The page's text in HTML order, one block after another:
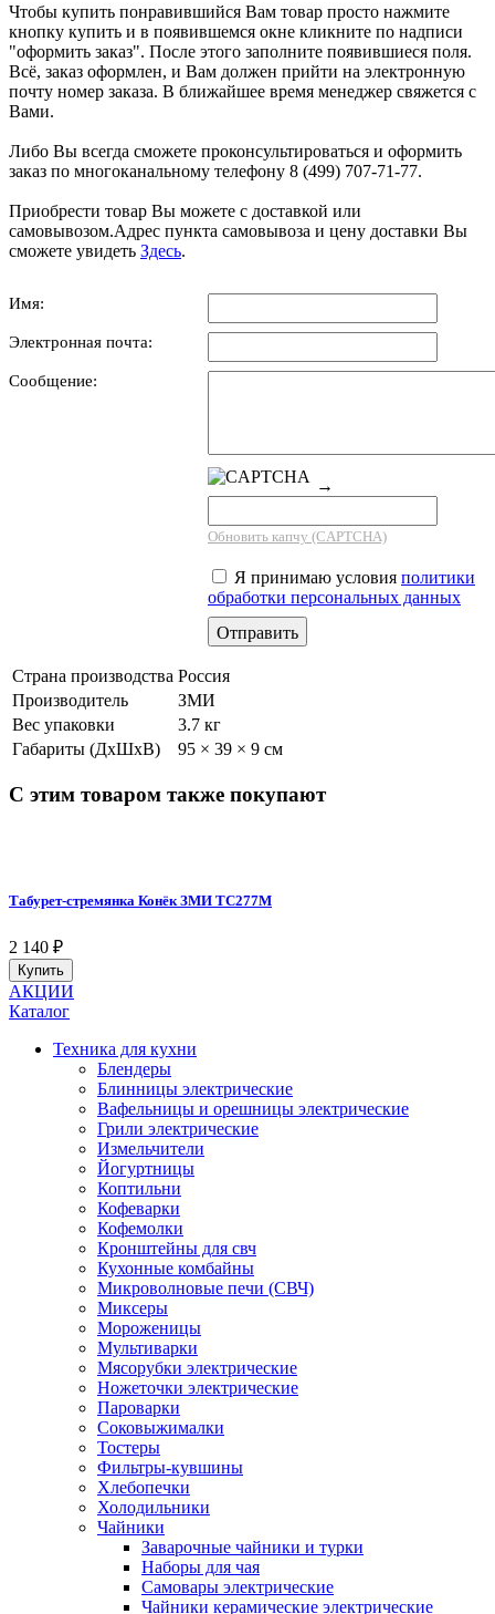
Чтобы купить понравившийся Вам товар просто нажмите
кнопку купить и в появившемся окне кликните по надписи
"оформить заказ". После этого заполните появившиеся поля.
Всё, заказ оформлен, и Вам должен прийти на электронную
почту номер заказа. В ближайшее время менеджер свяжется с
Вами.
Либо Вы всегда сможете проконсультироваться и оформить
заказ по многоканальному телефону 8 (499) 707-71-77.
Приобрести товар Вы можете с доставкой или
самовывозом.Адрес пункта самовывоза и цену доставки Вы
сможете увидеть Здесь.
Имя:
Электронная почта:
Сообщение:
→
Обновить капчу (CAPTCHA)
Я принимаю условия политики
обработки персональных данных
Страна производства Россия
Производитель
ЗМИ
Вес упаковки
3.7 кг
Габариты (ДхШхВ)
95 × 39 × 9 см
С этим товаром также покупают
Табурет-стремянка Конёк ЗМИ ТС277М
2 140 ₽
Купить
АКЦИИ
Каталог
Техника для кухни
Блендеры
Блинницы электрические
Вафельницы и орешницы электрические
Грили электрические
Измельчители
Йогуртницы
Коптильни
Кофеварки
Кофемолки
Кронштейны для свч
Кухонные комбайны
Микроволновые печи (СВЧ)
Миксеры
Мороженицы
Мультиварки
Мясорубки электрические
Ножеточки электрические
Пароварки
Соковыжималки
Тостеры
Фильтры-кувшины
Хлебопечки
Холодильники
Чайники
Заварочные чайники и турки
Наборы для чая
Самовары электрические
Чайники керамические электрические